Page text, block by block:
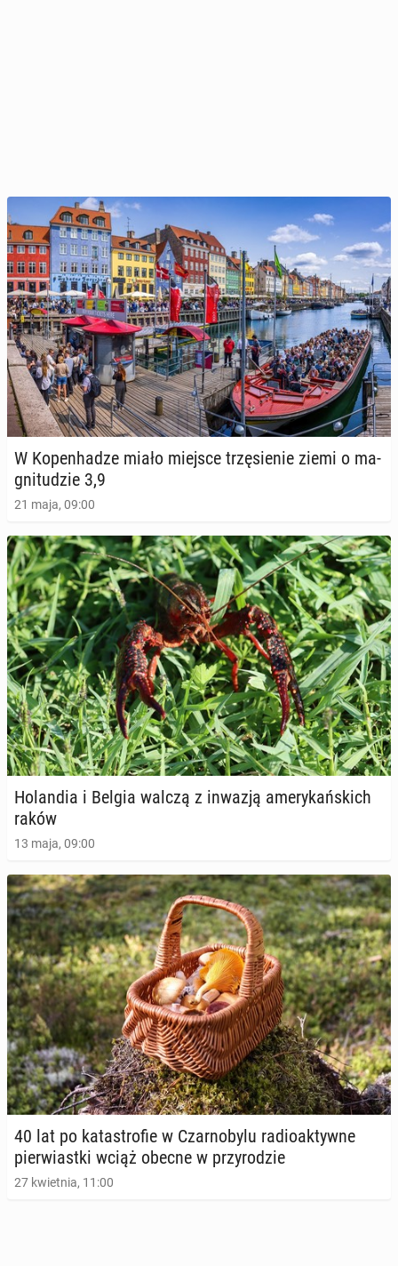
W Ko­pen­ha­dze miało miejsce trzę­sie­nie ziemi o ma­
gni­tu­dzie 3,9
21 maja, 09:00
Ho­lan­dia i Belgia walczą z inwazją ame­ry­kań­skich
raków
13 maja, 09:00
40 lat po ka­ta­stro­fie w Czar­no­by­lu ra­dio­ak­tyw­ne
pier­wiast­ki wciąż obecne w przy­ro­dzie
27 kwietnia, 11:00